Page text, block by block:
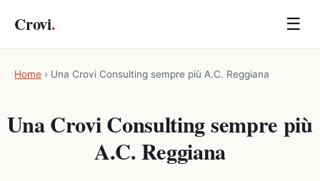
Crovi. ☰
Home › Una Crovi Consulting sempre più A.C. Reggiana
Una Crovi Consulting sempre più
A.C. Reggiana